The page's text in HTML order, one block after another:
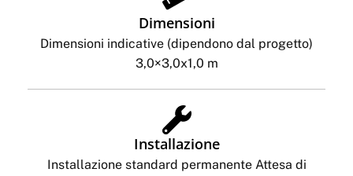
Dimensioni
Dimensioni indicative (dipendono dal progetto)
3,0×3,0x1,0 m
Installazione
Installazione standard permanente Attesa di